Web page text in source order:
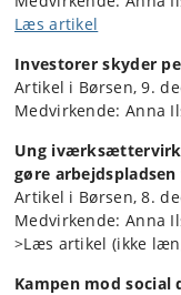
Læs artikel
Investorer skyder
Artikel i Børsen, 9.
Medvirkende: Anna
Ung
gøre
Artikel i Børsen, 8.
Medvirkende: Anna
>Læs artikel (ikke
Kampen mod